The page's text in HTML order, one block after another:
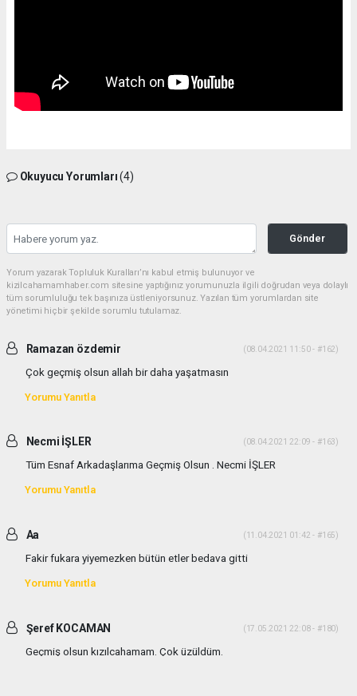
Okuyucu Yorumları(4)
Gönder
Yorum yazarak Topluluk Kuralları’nı kabul etmiş bulunuyor ve
kizilcahamamhaber.com sitesine yaptığınız yorumunuzla ilgili doğrudan veya dolaylı
tüm sorumluluğu tek başınıza üstleniyorsunuz. Yazılan tüm yorumlardan site
yönetimi hiçbir şekilde sorumlu tutulamaz.
Ramazan özdemir (08.04.2021 11:50 - #162)
Çok geçmiş olsun allah bir daha yaşatmasın
Yorumu Yanıtla
Necmi İŞLER (08.04.2021 22:09 - #163)
Tüm Esnaf Arkadaşlarıma Geçmiş Olsun . Necmi İŞLER
Yorumu Yanıtla
Aa (11.04.2021 01:42 - #165)
Fakir fukara yiyemezken bütün etler bedava gitti
Yorumu Yanıtla
Şeref KOCAMAN (17.05.2021 22:08 - #180)
Geçmiş olsun kızılcahamam. Çok üzüldüm.